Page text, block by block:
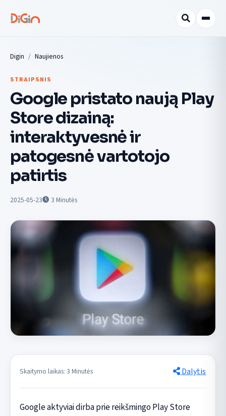
Digin Naujienos
STRAIPSNIS
Google pristato naują Play
Store dizainą:
interaktyvesnė ir
patogesnė vartotojo
patirtis
2025-05-23 3 Minutės
Skaitymo laikas: 3 Minutės Dalytis
Google aktyviai dirba prie reikšmingo Play Store